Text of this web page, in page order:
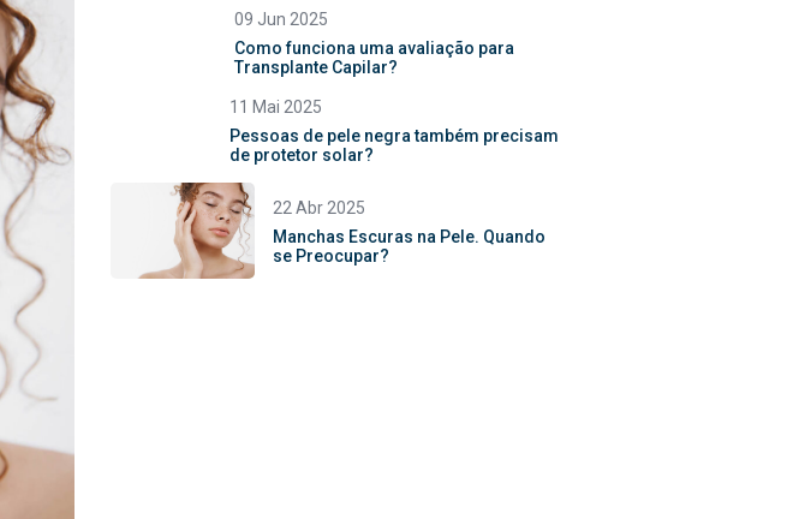
09 Jun 2025
Como funciona uma avaliação para
Transplante Capilar?
11 Mai 2025
Pessoas de pele negra também precisam
de protetor solar?
22 Abr 2025
Manchas Escuras na Pele. Quando
se Preocupar?